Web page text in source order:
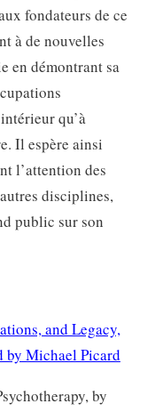
fondateurs de ce
à de nouvelles
en démontrant sa
qu’à
Il espère ainsi
l’attention des
disciplines,
public sur son
and Legacy,
by Michael Picard
by